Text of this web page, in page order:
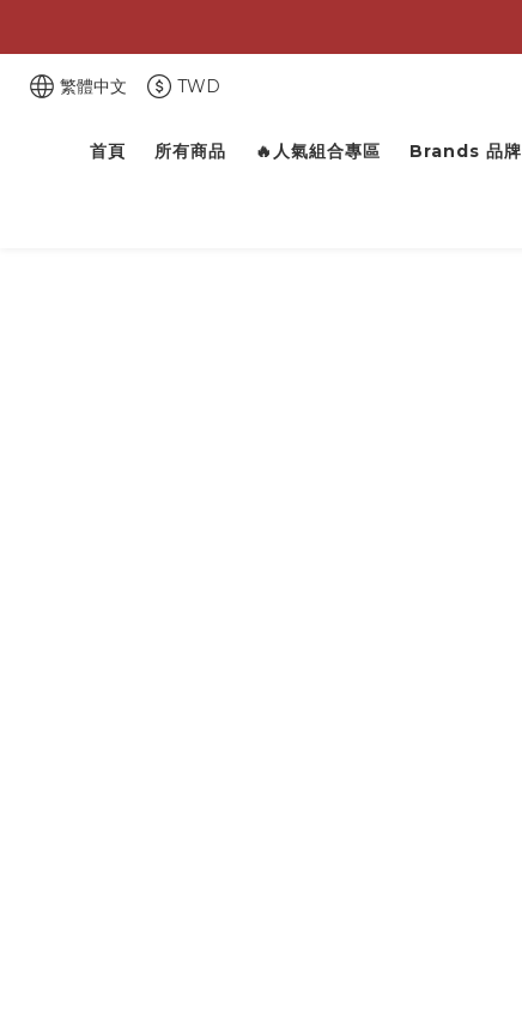
繁體中文 TWD
首頁 所有商品 🔥人氣組合專區 Brands 品牌